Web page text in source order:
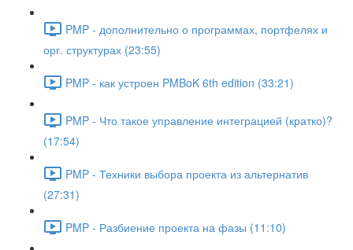
PMP - дополнительно о программах, портфелях и
орг. структурах (23:55)
PMP - как устроен PMBoK 6th edition (33:21)
PMP - Что такое управление интеграцией (кратко)?
(17:54)
PMP - Техники выбора проекта из альтернатив
(27:31)
PMP - Разбиение проекта на фазы (11:10)